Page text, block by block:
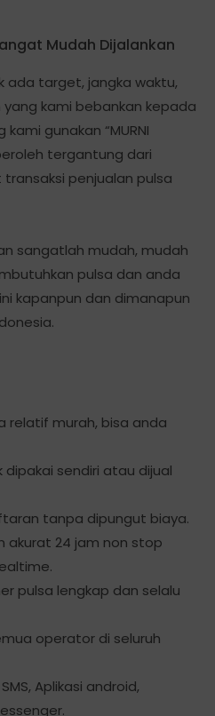
Mudah Dijalankan
ada target, jangka waktu,
kami bebankan kepada
gunakan “MURNI
tergantung dari
penjualan pulsa
sangatlah mudah, mudah
pulsa dan anda
kapanpun dan dimanapun
relatif murah, bisa anda
dipakai sendiri atau dijual
tanpa dipungut biaya.
akurat 24 jam non stop
pulsa lengkap dan selalu
operator di seluruh
Aplikasi android,